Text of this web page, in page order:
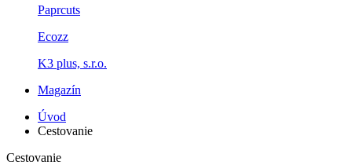
Paprcuts
Ecozz
K3 plus, s.r.o.
Magazín
Úvod
Cestovanie
Cestovanie